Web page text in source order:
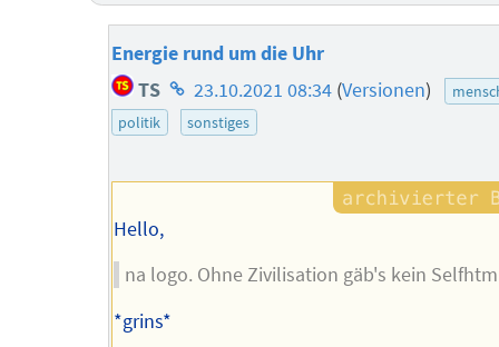
Energie rund um die Uhr
TS Homepage
des
23.10.2021 08:34 (Versionen)
politik
sonstiges
Hello,
na logo. Ohne Zivilisation gäb's kein
*grins*